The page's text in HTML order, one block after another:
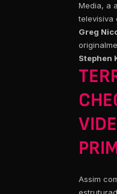
Media, a
televisiva
Greg
Stephen
Assim